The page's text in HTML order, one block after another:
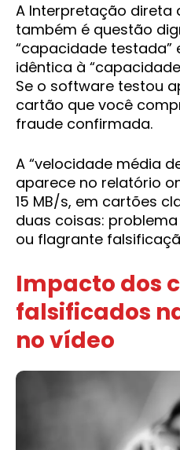
A Interpretação direta
também é questão
“capacidade testada”
idêntica à
Se o software testou
cartão que você
fraude confirmada.
A “velocidade média
aparece no relatório
15 MB/s, em cartões
duas coisas:
ou flagrante
Impacto dos
falsificados
no vídeo